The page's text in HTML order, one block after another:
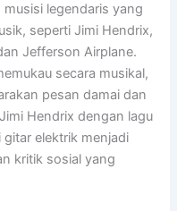
legendaris yang
seperti Jimi Hendrix,
Jefferson Airplane.
secara musikal,
pesan damai dan
Hendrix dengan lagu
elektrik menjadi
kritik sosial yang